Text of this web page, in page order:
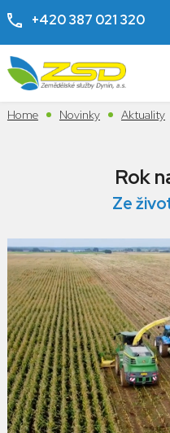
+420 387 021 320
Home Novinky Aktuality
Rok
Ze